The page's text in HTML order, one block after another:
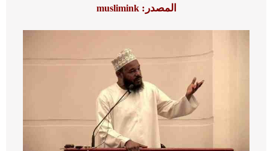
المصدر:muslimink